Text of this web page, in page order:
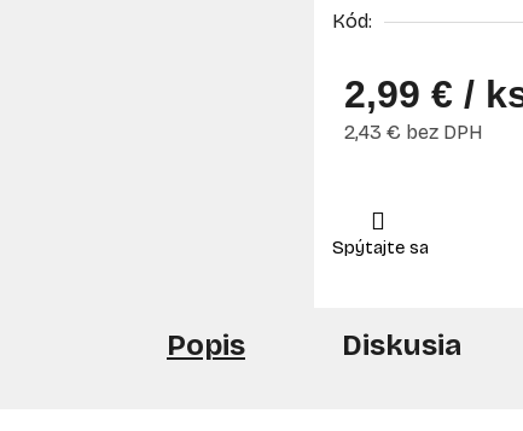
Kód:
2,99 € /
2,43 € bez DPH
Popis Diskusia